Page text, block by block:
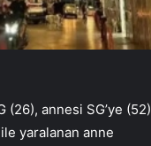
annesi SG’ye (52)
yaralanan anne